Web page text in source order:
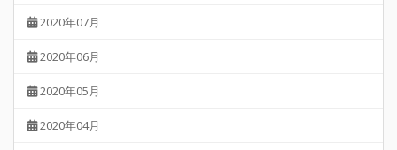
2020年07月
2020年06月
2020年05月
2020年04月